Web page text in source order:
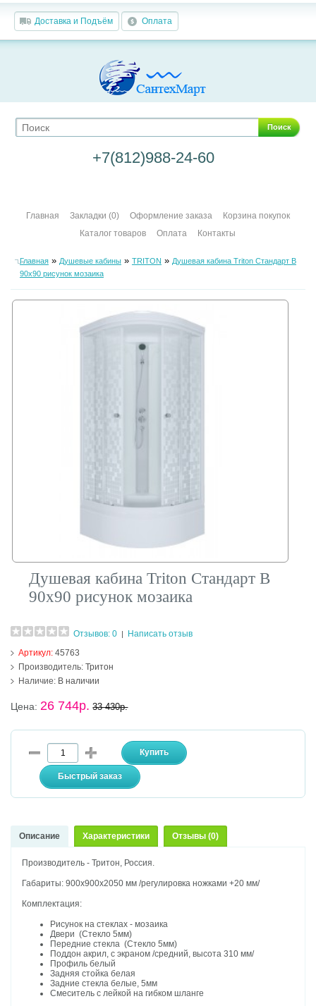
Доставка и Подъём Оплата
Поиск
+7(812)988-24-60
Главная Закладки (0) Оформление заказа
Корзина покупок
Каталог товаров
Оплата Контакты
Главная» Душевые кабины» TRITON » Душевая кабина Triton Стандарт В
90х90 рисунок мозаика
Душевая кабина Triton Стандарт В
90х90 рисунок мозаика
Отзывов: 0
Написать отзыв
Артикул:45763
Производитель: Тритон
Наличие: В наличии
Цена:26 744р. 33 430р.
Описание Характеристики Отзывы (0)
Производитель - Тритон, Россия.
Габариты: 900х900х2050 мм /регулировка ножками +20 мм/
Комплектация:
Рисунок на стеклах - мозаика
Двери (Стекло 5мм)
Передние стекла (Стекло 5мм)
Поддон акрил, с экраном /средний, высота 310 мм/
Профиль белый
Задняя стойка белая
Задние стекла белые, 5мм
Смеситель с лейкой на гибком шланге